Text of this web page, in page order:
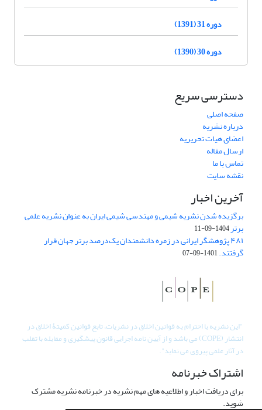
دوره 31 (1391)
دوره 30 (1390)
دسترسی سریع
صفحه اصلی
درباره نشریه
اعضای هیات تحریریه
ارسال مقاله
تماس با ما
نقشه سایت
آخرین اخبار
برگزیده شدن نشریه شیمی و مهندسی شیمی ایران به عنوان نشریه علمی
برتر1404-09-11
۴۸۱ پژوهشگر ایرانی در زمره دانشمندان یک‌درصد برتر جهان قرار
گرفتند.1401-09-07
"این نشریه با احترام به قوانین اخلاق در نشریات، تابع قوانین کمیتۀ اخلاق در
انتشار (COPE) می باشد و از آیین نامه اجرایی قانون پیشگیری و مقابله با تقلب
در آثار علمی پیروی می نماید".
اشتراک خبرنامه
برای دریافت اخبار و اطلاعیه های مهم نشریه در خبرنامه نشریه مشترک
شوید.